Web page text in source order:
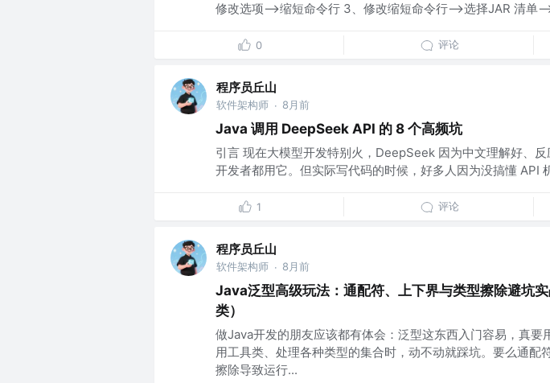
修改选项——>缩短命令行 3、修改缩短命令行——>选择JAR 清单
0 评论
程序员丘山
软件架构师 · 8月前
Java 调用 DeepSeek API 的 8 个高频坑
引言 现在大模型开发特别火，DeepSeek 因为中文理解好、
开发者都用它。但实际写代码的时候，好多人因为没搞懂 API
1 评论
程序员丘山
软件架构师 · 8月前
Java泛型高级玩法：通配符、上下界与类型擦除避坑
类）
做Java开发的朋友应该都有体会：泛型这东西入门容易，真
用工具类、处理各种类型的集合时，动不动就踩坑。要么通配
擦除导致运行...